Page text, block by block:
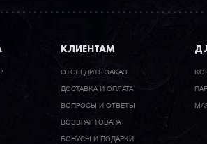
КЛИЕНТАМ
ОТСЛЕДИТЬ ЗАКАЗ
ДОСТАВКА И ОПЛАТА
ВОПРОСЫ И ОТВЕТЫ
ВОЗВРАТ ТОВАРА
БОНУСЫ И ПОДАРКИ